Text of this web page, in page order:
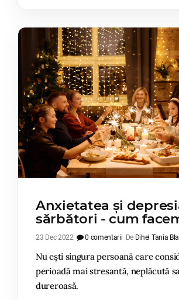
Anxietatea și
sărbători - cum
23 Dec 2022 0 comentarii De Dihel Tania
Nu ești singura persoană care
perioadă mai stresantă, neplăcută
dureroasă.